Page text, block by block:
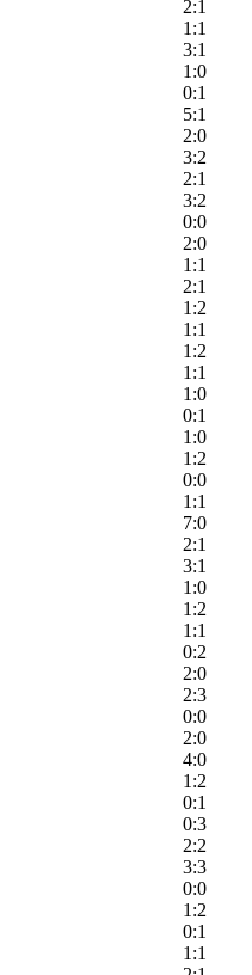
2:1
1:1
3:1
1:0
0:1
5:1
2:0
3:2
2:1
3:2
0:0
2:0
1:1
2:1
1:2
1:1
1:2
1:1
1:0
0:1
1:0
1:2
0:0
1:1
7:0
2:1
3:1
1:0
1:2
1:1
0:2
2:0
2:3
0:0
2:0
4:0
1:2
0:1
0:3
2:2
3:3
0:0
1:2
0:1
1:1